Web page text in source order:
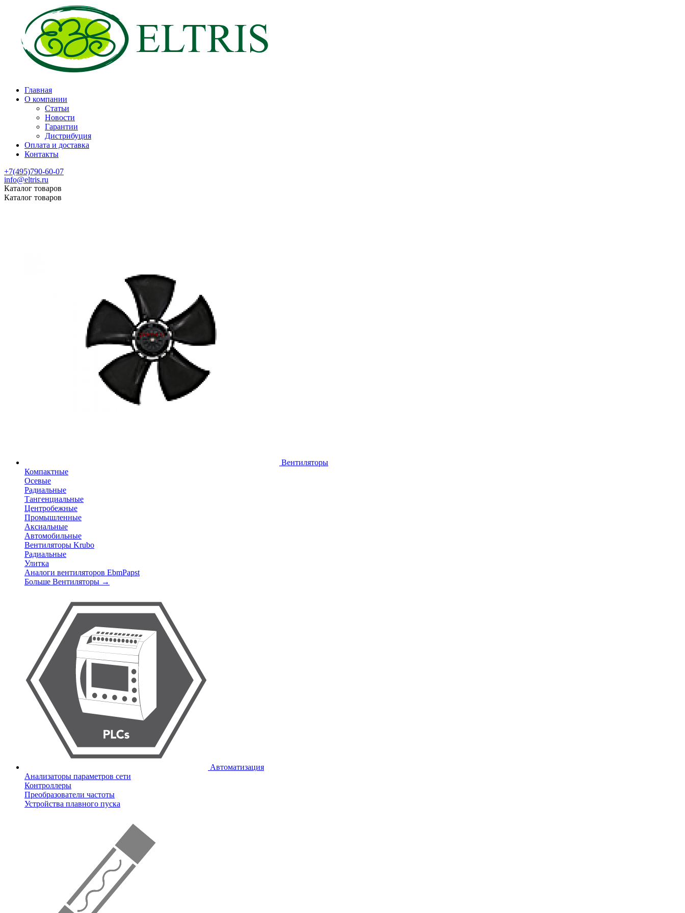
Главная
О компании
Статьи
Новости
Гарантии
Дистрибуция
Оплата и доставка
Контакты
+7(495)790-60-07
info@eltris.ru
Каталог товаров
Каталог товаров
Вентиляторы
Компактные
Осевые
Радиальные
Тангенциальные
Центробежные
Промышленные
Аксиальные
Автомобильные
Вентиляторы Krubo
Радиальные
Улитка
Аналоги вентиляторов EbmPapst
Больше Вентиляторы →
Автоматизация
Анализаторы параметров сети
Контроллеры
Преобразователи частоты
Устройства плавного пуска